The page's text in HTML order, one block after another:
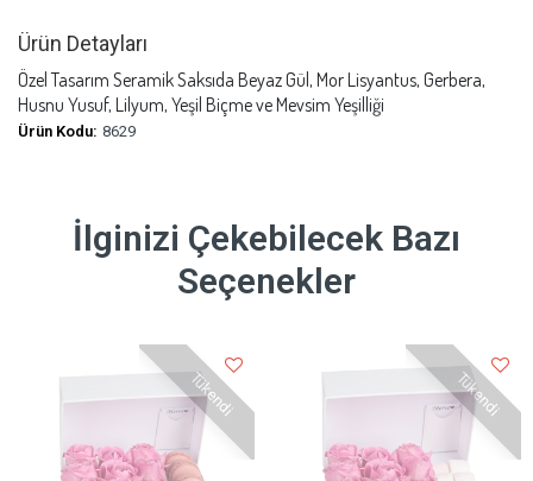
Ürün Detayları
Özel Tasarım Seramik Saksıda Beyaz Gül, Mor Lisyantus, Gerbera,
Husnu Yusuf, Lilyum, Yeşil Biçme ve Mevsim Yeşilliği
Ürün Kodu: 8629
İlginizi Çekebilecek Bazı
Seçenekler
Tükendi Tükendi